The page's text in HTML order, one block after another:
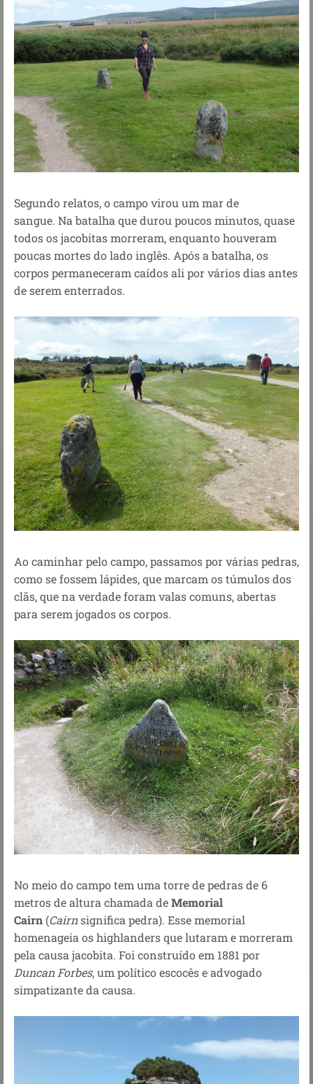
Segundo relatos, o campo virou um mar de
sangue. Na batalha que durou poucos minutos, quase
todos os jacobitas morreram, enquanto houveram
poucas mortes do lado inglês. Após a batalha, os
corpos permaneceram caídos ali por vários dias antes
de serem enterrados.
Ao caminhar pelo campo, passamos por várias pedras,
como se fossem lápides, que marcam os túmulos dos
clãs, que na verdade foram valas comuns, abertas
para serem jogados os corpos.
No meio do campo tem uma torre de pedras de 6
metros de altura chamada deMemorial
Cairn (Cairnsignifica pedra). Esse memorial
homenageia os highlanders que lutaram e morreram
pela causa jacobita. Foi construído em 1881 por
Duncan Forbes, um político escocês e advogado
simpatizante da causa.